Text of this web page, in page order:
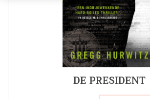
DE PRESIDENT